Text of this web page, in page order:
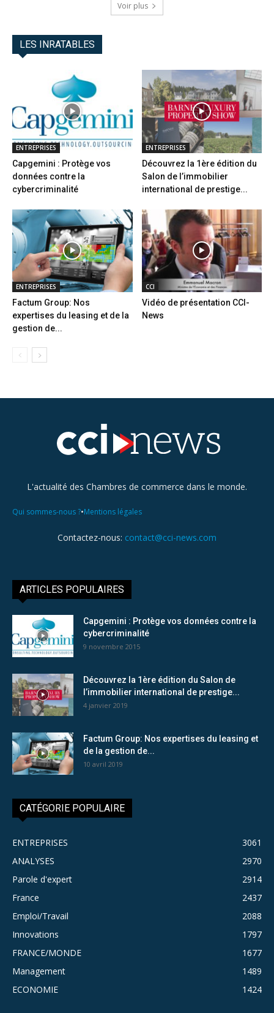
Voir plus
LES INRATABLES
ENTREPRISES
Capgemini : Protège vos
données contre la
cybercriminalité
ENTREPRISES
Découvrez la 1ère édition du
Salon de l’immobilier
international de prestige...
ENTREPRISES
Factum Group: Nos
expertises du leasing et de la
gestion de...
CCI
Vidéo de présentation CCI-
News
L'actualité des Chambres de commerce dans le monde.
Qui sommes-nous ?•Mentions légales
Contactez-nous: contact@cci-news.com
ARTICLES POPULAIRES
Capgemini : Protège vos données contre la
cybercriminalité
9 novembre 2015
Découvrez la 1ère édition du Salon de
l’immobilier international de prestige...
4 janvier 2019
Factum Group: Nos expertises du leasing et
de la gestion de...
10 avril 2019
CATÉGORIE POPULAIRE
ENTREPRISES
3061
ANALYSES
2970
Parole d'expert
2914
France
2437
Emploi/Travail
2088
Innovations
1797
FRANCE/MONDE
1677
Management
1489
ECONOMIE
1424